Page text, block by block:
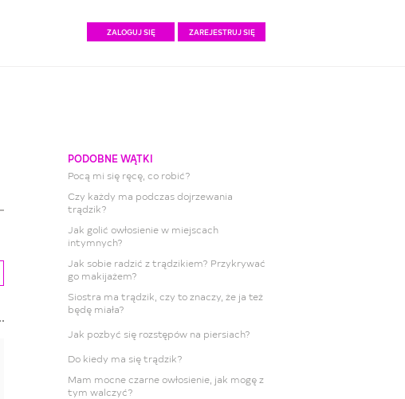
ZALOGUJ SIĘ ZAREJESTRUJ SIĘ
PODOBNE WĄTKI
Pocą mi się ręcę, co robić?
Czy każdy ma podczas dojrzewania
trądzik?
Jak golić owłosienie w miejscach
intymnych?
Jak sobie radzić z trądzikiem? Przykrywać
go makijażem?
Siostra ma trądzik, czy to znaczy, że ja też
będę miała?
Jak pozbyć się rozstępów na piersiach?
Do kiedy ma się trądzik?
Mam mocne czarne owłosienie, jak mogę z
tym walczyć?